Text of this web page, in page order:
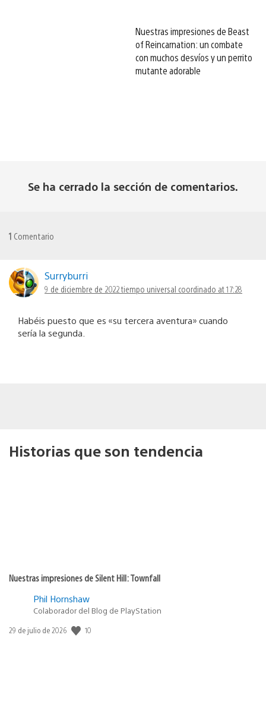
Nuestras impresiones de Beast
of Reincarnation: un combate
con muchos desvíos y un perrito
mutante adorable
Se ha cerrado la sección de comentarios.
1 Comentario
Surryburri
9 de diciembre de 2022 tiempo universal coordinado at 17:28
Habéis puesto que es «su tercera aventura» cuando
sería la segunda.
Historias que son tendencia
Nuestras impresiones de Silent Hill: Townfall
Phil Hornshaw
Colaborador del Blog de PlayStation
Fecha
29 de julio de 2026 10